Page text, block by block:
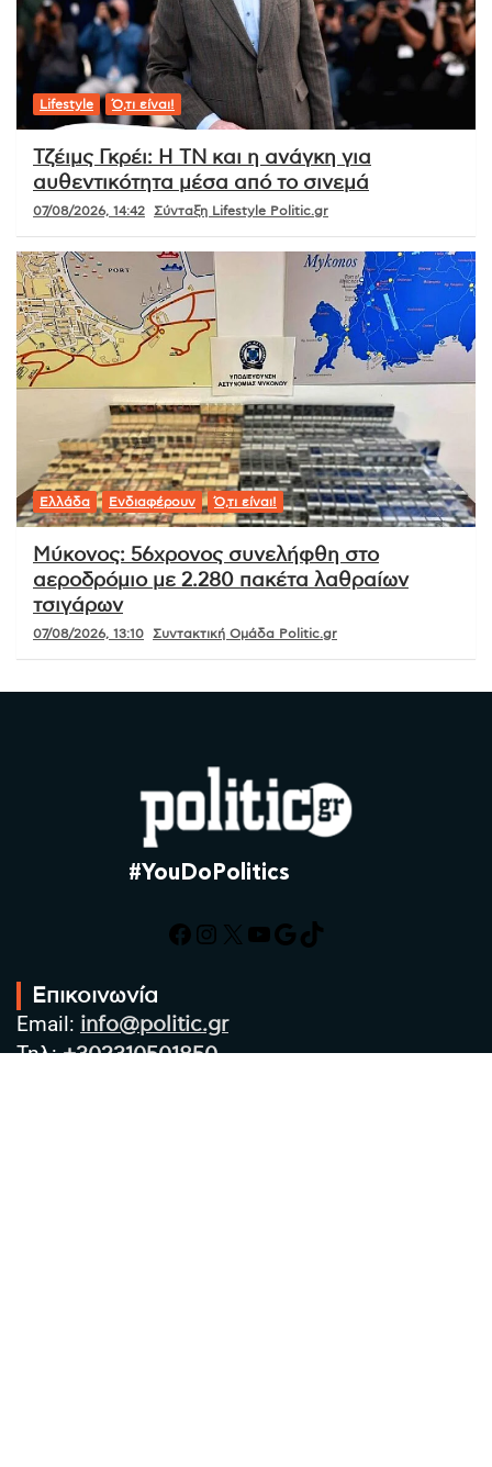
Lifestyle Ό,τι είναι!
Τζέιμς Γκρέι: Η ΤΝ και η ανάγκη για
αυθεντικότητα μέσα από το σινεμά
07/08/2026, 14:42 Σύνταξη Lifestyle Politic.gr
Ελλάδα Ενδιαφέρουν Ό,τι είναι!
Μύκονος: 56χρονος συνελήφθη στο
αεροδρόμιο με 2.280 πακέτα λαθραίων
τσιγάρων
07/08/2026, 13:10 Συντακτική Ομάδα Politic.gr
#YouDoPolitics
Facebook
Instagram
X YouTube
Google
TikTok
Επικοινωνία
Email: info@politic.gr
Τηλ:+302310501850